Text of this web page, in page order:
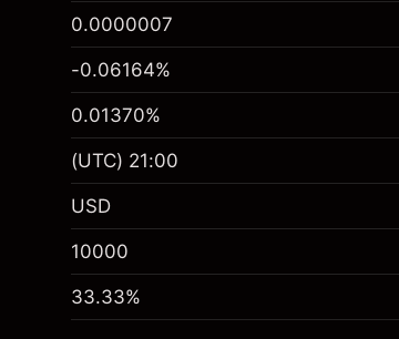
0.0000007
-0.06164%
0.01370%
21:00
(UTC)
USD
10000
33.33%